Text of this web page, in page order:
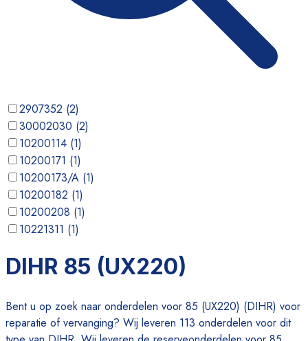
2907352 (2)
30002030 (2)
10200114 (1)
10200171 (1)
10200173/A (1)
10200182 (1)
10200208 (1)
10221311 (1)
10600012(1)
DIHR 85 (UX220)
Bent u op zoek naar onderdelen voor 85 (UX220) (DIHR) voor
reparatie of vervanging? Wij leveren 113 onderdelen voor dit